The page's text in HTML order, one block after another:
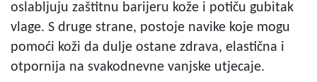
oslabljuju zaštitnu barijeru kože i potiču gubitak
vlage. S druge strane, postoje navike koje mogu
pomoći koži da dulje ostane zdrava, elastična i
otpornija na svakodnevne vanjske utjecaje.